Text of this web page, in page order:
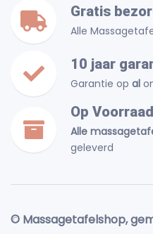
Gratis
Alle
10 jaar
Garantie op al
Op Voorraad
Alle
geleverd
© Massagetafelshop,